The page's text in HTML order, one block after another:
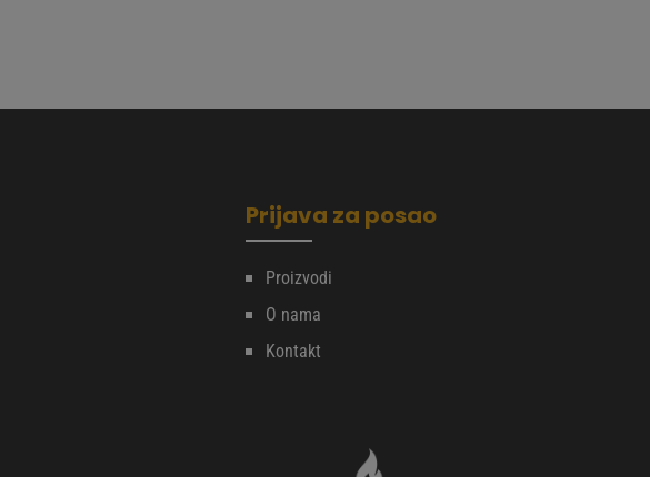
na
proizvoda
Prijava za posao
Proizvodi
O nama
Kontakt